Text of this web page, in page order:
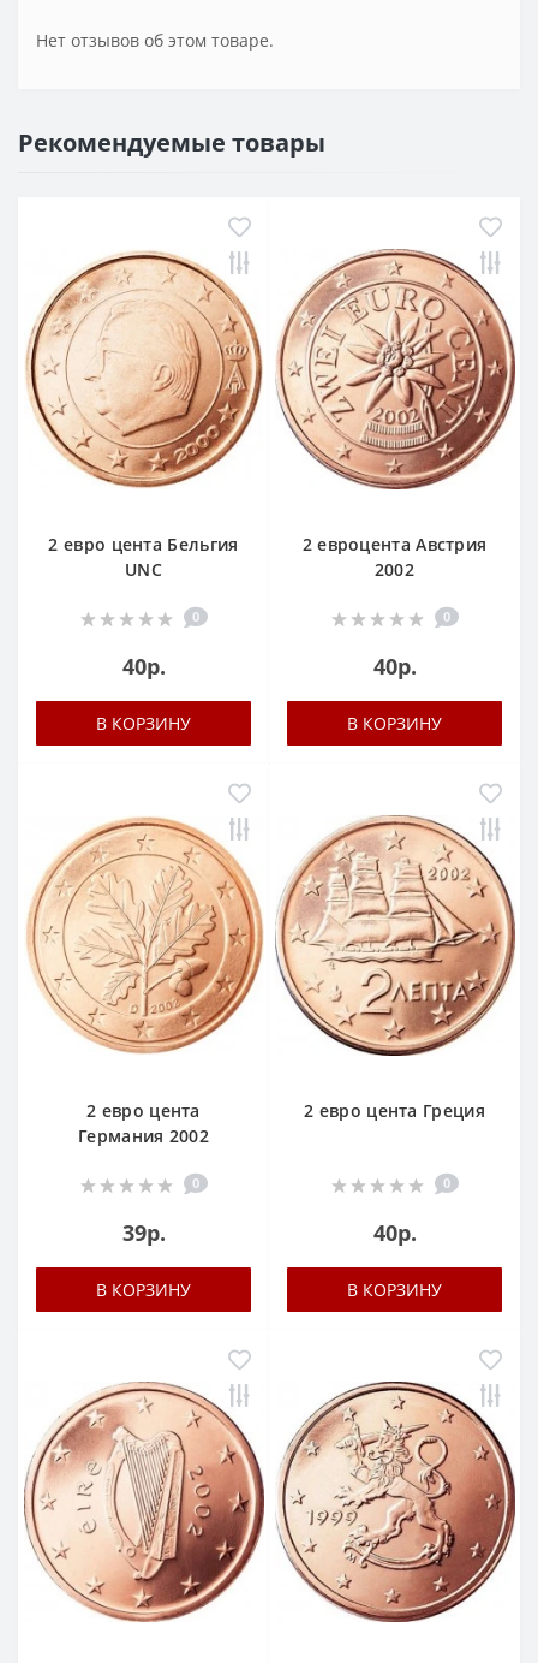
Нет отзывов об этом товаре.
Рекомендуемые товары
2 евро цента Бельгия
UNC
0
40р.
В КОРЗИНУ
2 евроцента Австрия
2002
0
40р.
В КОРЗИНУ
2 евро цента
Германия 2002
0
39р.
В КОРЗИНУ
2 евро цента Греция
0
40р.
В КОРЗИНУ